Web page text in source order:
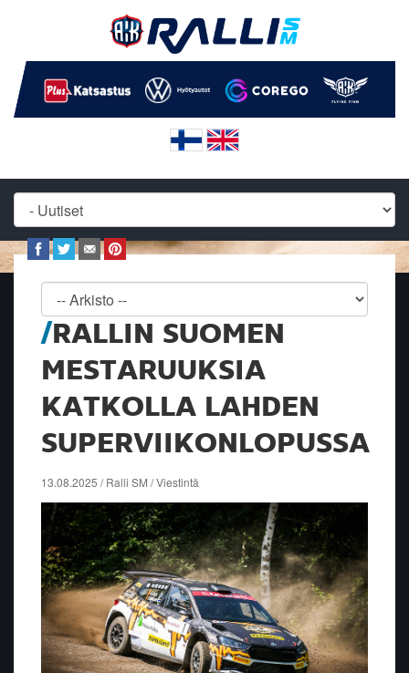
RALLIN SUOMEN
MESTARUUKSIA
KATKOLLA LAHDEN
SUPERVIIKONLOPUSSA
13.08.2025 / Ralli SM / Viestintä